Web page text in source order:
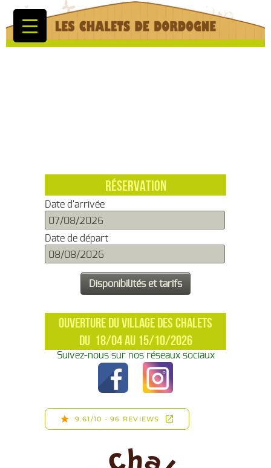
RÉSERVATION
Date d'arrivée
Date de départ
OUVERTURE DU VILLAGE DES CHALETS
DU 18/04 AU 15/10/2026
Suivez-nous sur nos réseaux sociaux